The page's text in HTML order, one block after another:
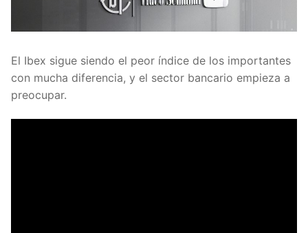
El Ibex sigue siendo el peor índice de los importantes
con mucha diferencia, y el sector bancario empieza a
preocupar.